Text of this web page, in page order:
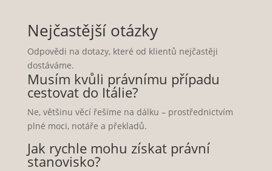
Nejčastější otázky
Odpovědi na dotazy, které od klientů nejčastěji
dostáváme.
Musím kvůli právnímu případu
cestovat do Itálie?
Ne, většinu věcí řešíme na dálku – prostřednictvím
plné moci, notáře a překladů.
Jak rychle mohu získat právní
stanovisko?